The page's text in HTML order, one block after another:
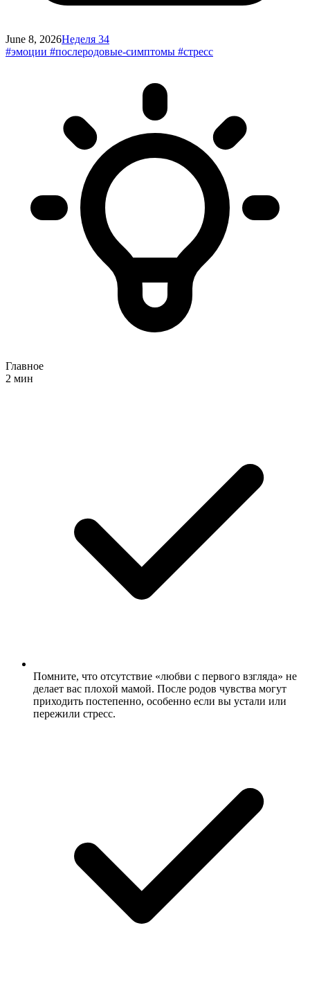
June 8, 2026Неделя 34
#эмоции #послеродовые-симптомы #стресс
Главное
2 мин
Помните, что отсутствие «любви с первого взгляда» не
делает вас плохой мамой. После родов чувства могут
приходить постепенно, особенно если вы устали или
пережили стресс.